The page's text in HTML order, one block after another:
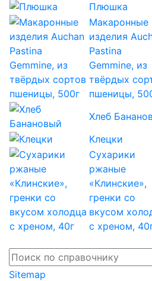
Плюшка
Макаронные
изделия
Pastina
Gemmine, из
твёрдых
пшеницы,
Хлеб
Клецки
Сухарики
ржаные
«Клинские»,
гренки со
вкусом
с хреном,
Sitemap